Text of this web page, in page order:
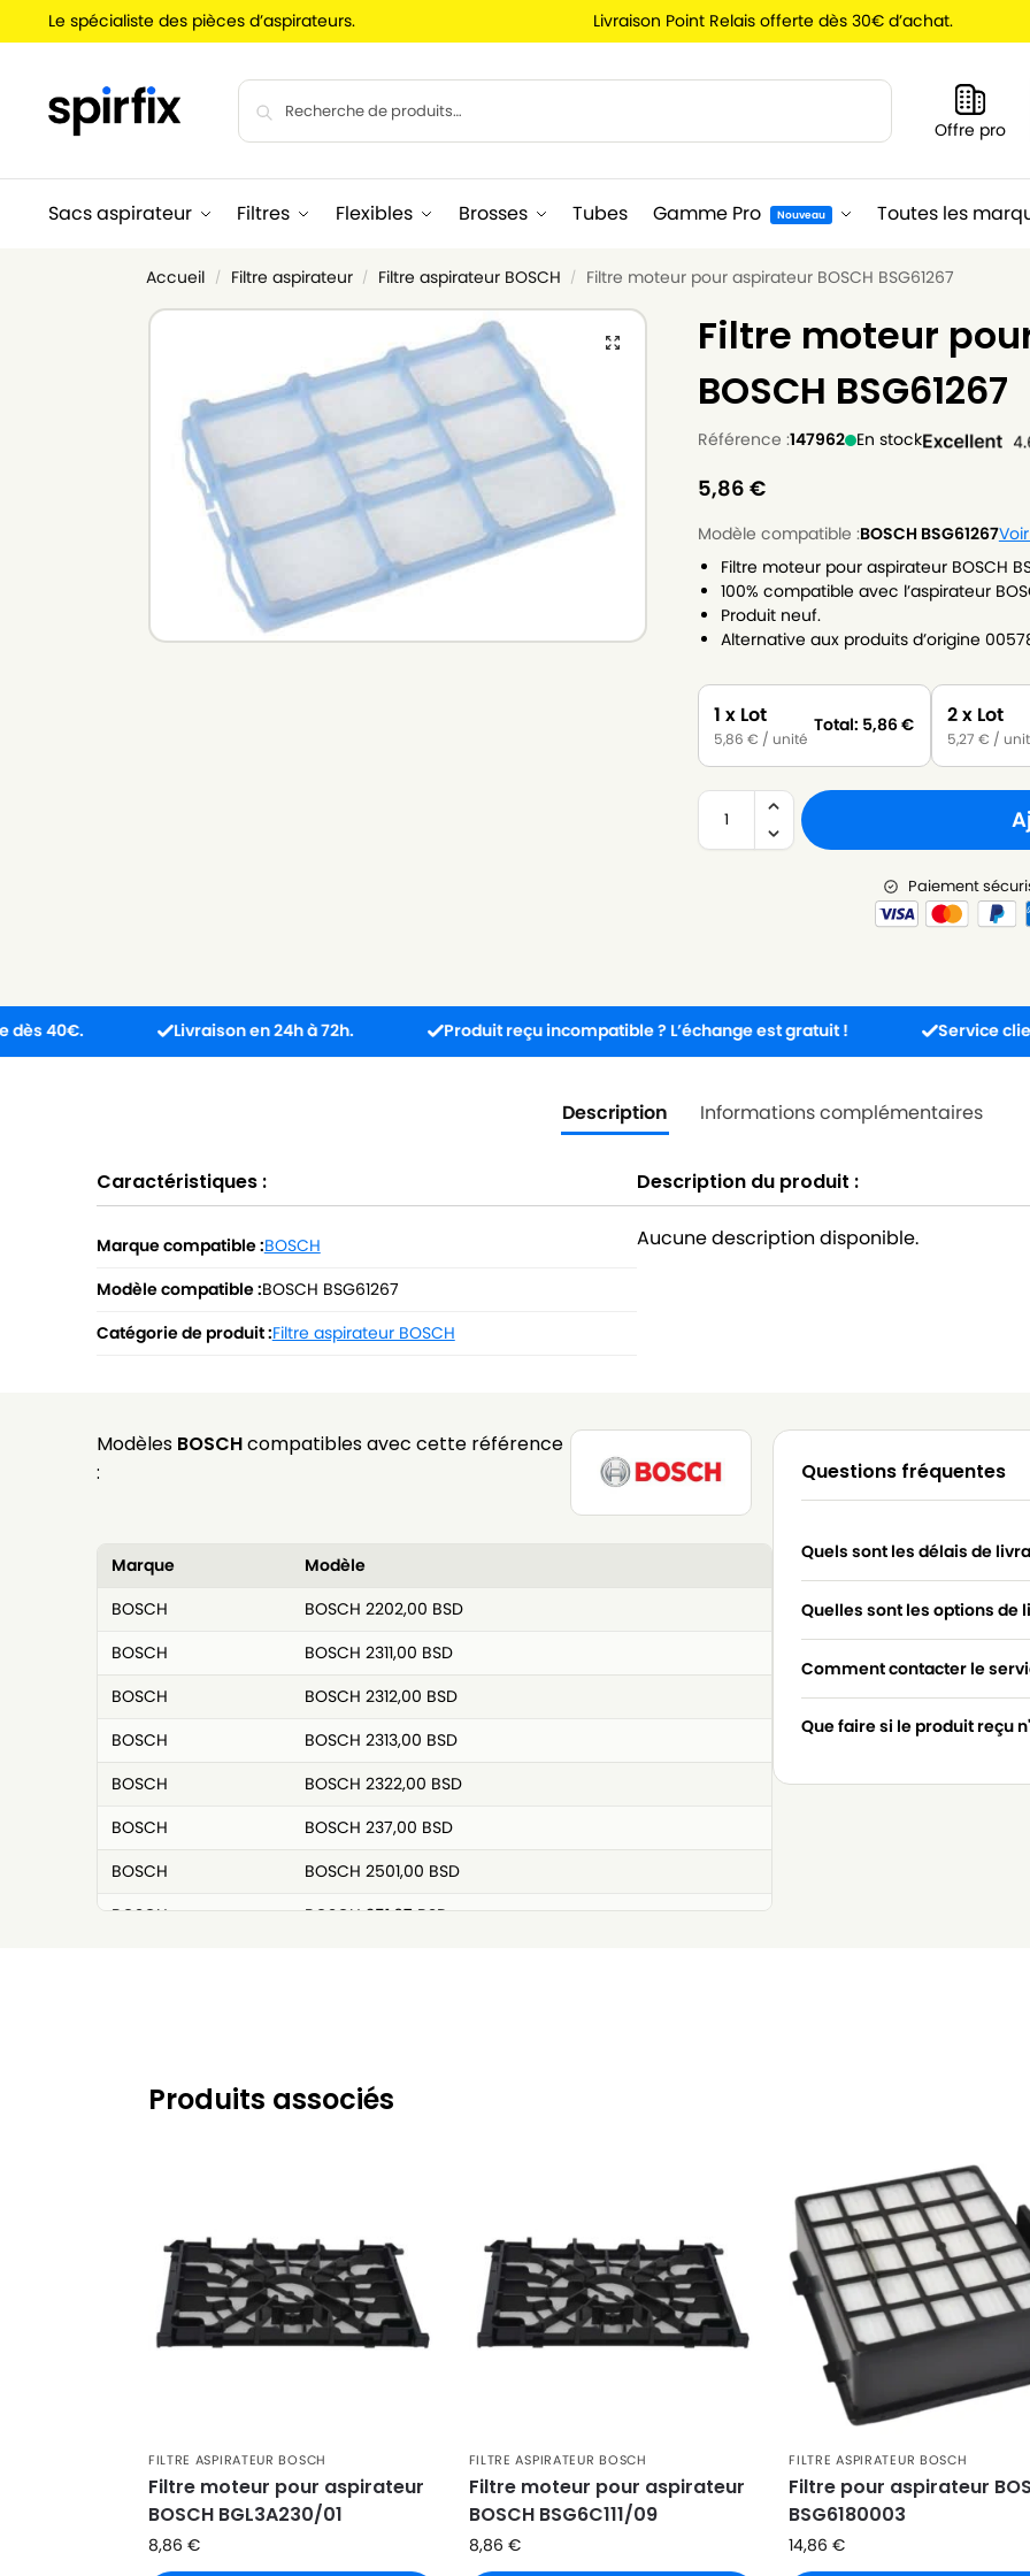
Le spécialiste des pièces d’aspirateurs. Livraison Point Relais offerte dès 30€ d’achat.
Offre pro
Sacs aspirateur Filtres Flexibles Brosses Tubes Gamme Pro Nouveau Toutes les
Accueil / Filtre aspirateur / Filtre aspirateur BOSCH / Filtre moteur pour aspirateur BOSCH BSG61267
Filtre moteur
BOSCH BSG61267
Référence :147962 En stock
5,86 €
Modèle compatible :BOSCH BSG61267
Filtre moteur pour aspirateur BOSCH
100% compatible avec l’aspirateur
Produit neuf.
Alternative aux produits d’origine
1 x Lot
5,86€ / unité
Total: 5,86€ 2 x Lot
5,27€ /
Paiement
Livraison en 24h à 72h. Produit reçu incompatible ? L’échange est gratuit ! Service client
Description Informations complémentaires
Caractéristiques :
Marque compatible :BOSCH
Modèle compatible :BOSCH BSG61267
Catégorie de produit :Filtre aspirateur BOSCH
Description du produit :
Aucune description disponible.
Modèles BOSCHcompatibles avec cette référence
:
Marque
Modèle
BOSCH
BOSCH 2202,00 BSD
BOSCH
BOSCH 2311,00 BSD
BOSCH
BOSCH 2312,00 BSD
BOSCH
BOSCH 2313,00 BSD
BOSCH
BOSCH 2322,00 BSD
BOSCH
BOSCH 237,00 BSD
BOSCH
BOSCH 2501,00 BSD
BOSCH
BOSCH 251,67 BSD
BOSCH
BOSCH 2601,00 BSD
BOSCH 2805,00 BSD
BOSCH
BOSCH 2810,00 BSD
BOSCH
BOSCH 2820,00 BSD
BOSCH
BOSCH 2880,00 BSD
BOSCH
BOSCH 2883,00 BSD
BOSCH
BOSCH 288306,00 BSD
Questions fréquentes
Quels sont les délais de
Quelles sont les options de
Comment contacter le
Que faire si le produit reçu
Produits associés
FILTRE ASPIRATEUR BOSCH
Filtre moteur pour aspirateur
BOSCH BGL3A230/01
8,86 €
FILTRE ASPIRATEUR BOSCH
Filtre moteur pour aspirateur
BOSCH BSG6C111/09
8,86 €
FILTRE ASPIRATEUR BOSCH
Filtre pour aspirateur
BSG6180003
14,86€